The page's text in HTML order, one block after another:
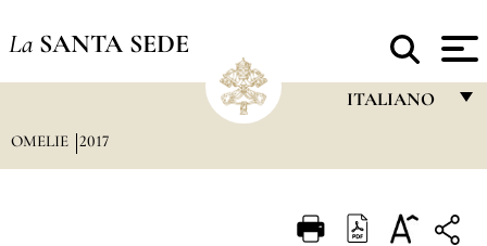
La SANTA SEDE
ITALIANO
ITALIANO
OMELIE 2017